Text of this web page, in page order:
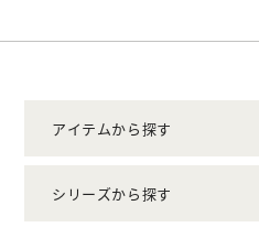
アイテムから探す
シリーズから探す